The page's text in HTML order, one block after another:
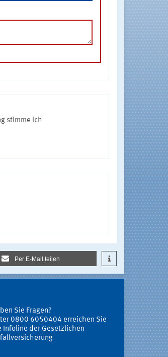
stimme ich
Per E-Mail teilen
Sie Fragen?
0800 6050404 erreichen Sie
Infoline der Gesetzlichen